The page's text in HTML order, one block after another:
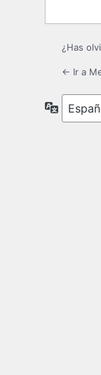
¿Has
← Ir a
Idioma